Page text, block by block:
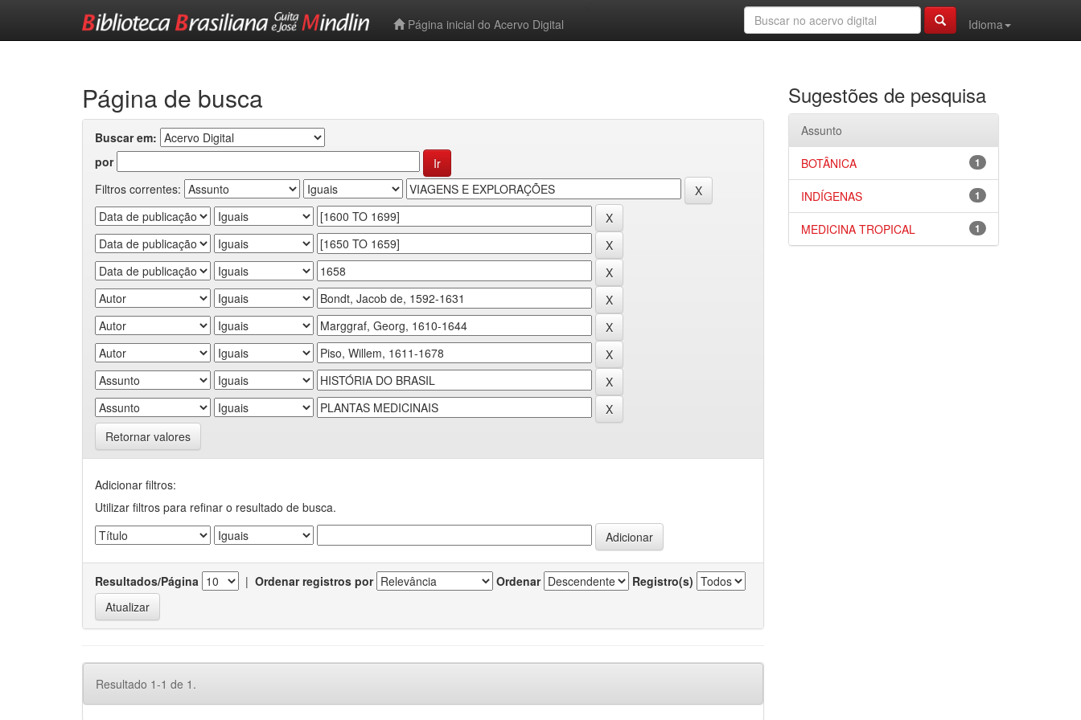
Página inicial do Acervo Digital
Idioma
Página de busca
Buscar em:
por
Filtros correntes:
Retornar valores
Adicionar filtros:
Utilizar filtros para refinar o resultado de busca.
Resultados/Página | Ordenar registros por Ordenar Registro(s)
Resultado 1-1 de 1.
Sugestões de pesquisa
Assunto
1
BOTÂNICA
1
INDÍGENAS
1
MEDICINA TROPICAL